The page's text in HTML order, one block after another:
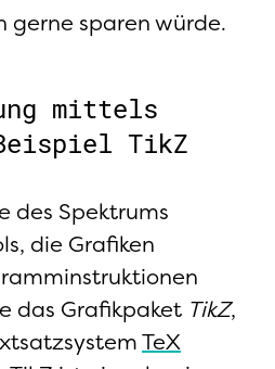
gerne sparen würde.
mittels
TikZ
des Spektrums
die Grafiken
das Grafikpaket TikZ,
TeX